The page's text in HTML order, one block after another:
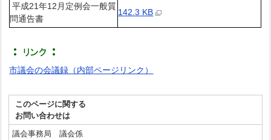
平成21年12月定例会一般質
問通告書
142.3 KB
市議会の会議録（内部ページリンク）
このページに関する
お問い合わせは
議会事務局 議会係